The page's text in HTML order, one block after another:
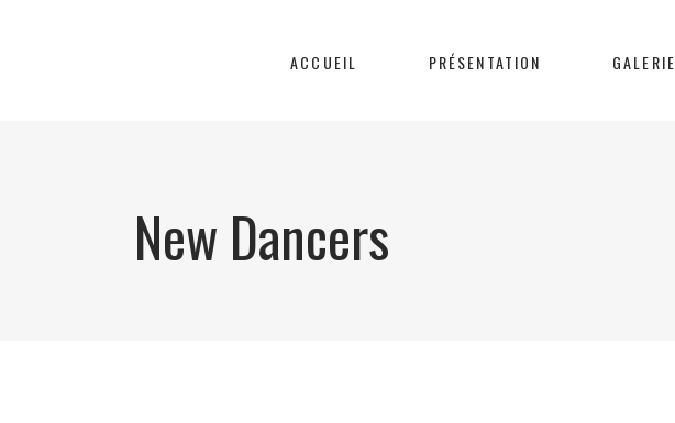
ACCUEIL PRÉSENTATION GALERIE
New Dancers